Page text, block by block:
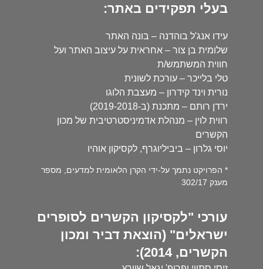
בעלי תפקידים באתר:
עידו אנג'ל בוהדנה – בונה האתר
שלומית בן צור – אחראית על עיצוב האתר ועל
חווית המשתמש/ת
טלי בלייכר – עורכת לשונית
נורית וינד קידרון – מעצבת הלוגו
ירדן רותם – מתכנת (ב-2019-2018)
רווית לוין – מנהלת אדמיניסטרטיבית של מכון
הקשרים
יוסי גלרון – ביביליוגרף, לקסיקון אוהיו
* הפרויקט נתמך על-ידי הקרן הלאומית למדעים, מספר
מענק 302/17
עורכי "לקסיקון הקשרים לסופרים
ישראלים" (הוצאת דביר ומכון
הקשרים, 2014):